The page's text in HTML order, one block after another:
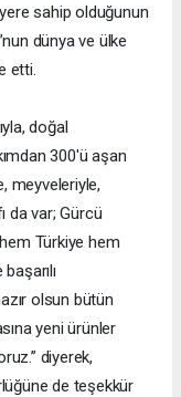
sahip olduğunun
dünya ve ülke
etti.
doğal
300'ü aşan
meyveleriyle,
da var; Gürcü
Türkiye hem
olsun bütün
yeni ürünler
diyerek,
de teşekkür